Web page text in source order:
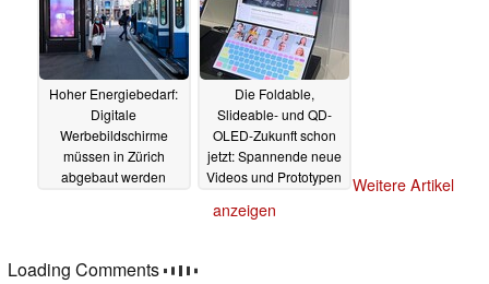
Hoher Energiebedarf:
Digitale
Werbebildschirme
müssen in Zürich
abgebaut werden
Die Foldable,
Slideable- und QD-
OLED-Zukunft schon
jetzt: Spannende neue
Videos und Prototypen
12.05.2022
Weitere Artikel
anzeigen
Loading Comments